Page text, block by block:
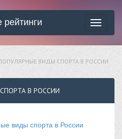
Toggle
ВИДЫ СПОРТА В РОССИИ
В РОССИИ